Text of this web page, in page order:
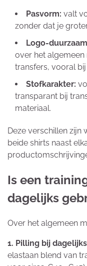
Pasvorm: valt
zonder dat je
Logo-
over het
transfers, vooral
Stofkarakter:
transparant bij
materiaal.
Deze verschillen zijn
beide shirts naast
Is een
dagelijks
Over het algemeen
1. Pilling bij
elastaan blend van